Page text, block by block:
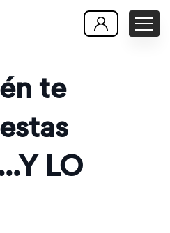
te
LO